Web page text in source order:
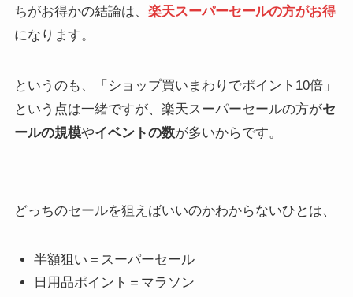
ちがお得かの結論は、 楽天スーパーセールの方がお得
になります。
というのも、「ショップ買いまわりでポイント10倍」
という点は一緒ですが、楽天スーパーセールの方がセ
ールの規模やイベントの数が多いからです。
どっちのセールを狙えばいいのかわからないひとは、
半額狙い＝スーパーセール
日用品ポイント＝マラソン